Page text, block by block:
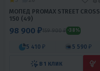
МОПЕД PROMAX STREET CROSS
150 (49)
98 900 ₽159 900 ₽ -38%
5 410 ₽ 5 590 ₽
В 1 КЛИК